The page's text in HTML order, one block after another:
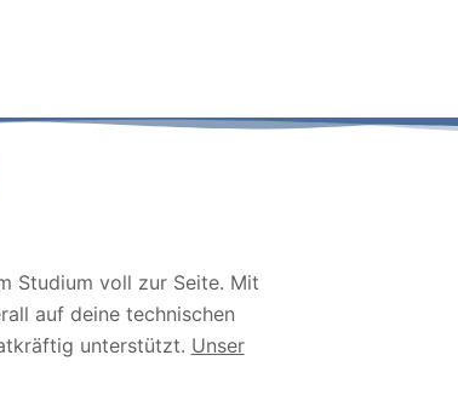
Studium voll zur Seite. Mit
auf deine technischen
unterstützt. Unser